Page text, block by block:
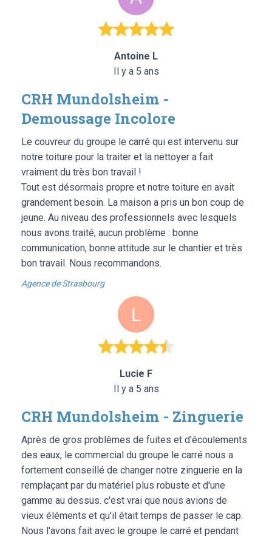
Antoine L
Il y a 5 ans
CRH Mundolsheim -
Demoussage Incolore
Le couvreur du groupe le carré qui est intervenu sur
notre toiture pour la traiter et la nettoyer a fait
vraiment du très bon travail !
Tout est désormais propre et notre toiture en avait
grandement besoin. La maison a pris un bon coup de
jeune. Au niveau des professionnels avec lesquels
nous avons traité, aucun problème : bonne
communication, bonne attitude sur le chantier et très
bon travail. Nous recommandons.
Agence de Strasbourg
Lucie F
Il y a 5 ans
CRH Mundolsheim - Zinguerie
Après de gros problèmes de fuites et d'écoulements
des eaux, le commercial du groupe le carré nous a
fortement conseillé de changer notre zinguerie en la
remplaçant par du matériel plus robuste et d'une
gamme au dessus. c'est vrai que nous avions de
vieux éléments et qu'il était temps de passer le cap.
Nous l'avons fait avec le groupe le carré et pendant